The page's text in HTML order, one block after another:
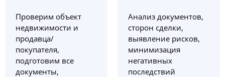
Проверим объект
недвижимости и
продавца/
покупателя,
подготовим все
документы,
Анализ документов,
сторон сделки,
выявление рисков,
минимизация
негативных
последствий